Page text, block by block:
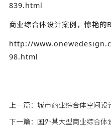
839.html
商业综合体设计案例，惊艳
http://
98.html
上一篇： 城市商业综合体空间设
下一篇： 国外某大型商业综合体